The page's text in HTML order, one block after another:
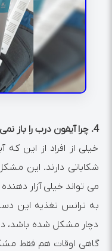
4. چرا آیفون درب را باز
خیلی از افراد از این که
شکایاتی دارند. این
می تواند خیلی آزار
به ترانس تغذیه این
دچار مشکل شده باشد،
گاهی اوقات هم فقط